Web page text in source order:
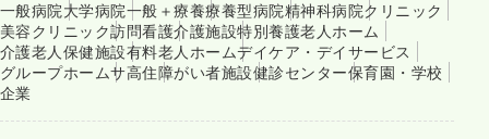
一般病院大学病院一般＋療養療養型病院精神科病院クリニック
美容クリニック訪問看護介護施設特別養護老人ホーム
介護老人保健施設有料老人ホームデイケア・デイサービス
グループホームサ高住障がい者施設健診センター保育園・学校
企業